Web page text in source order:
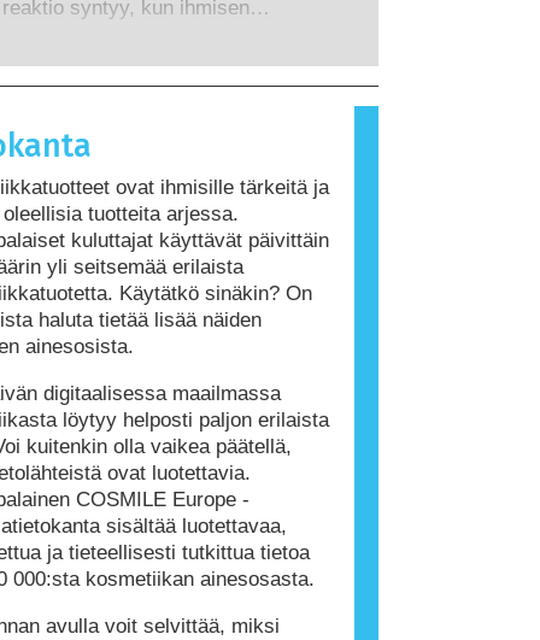
riskit, myös mahdollisesti
häiritsevät ominaisuudet.
syntyy, kun ihmisen
reagoi aineisiin, jotka ovat
ainetta kutsutaan
Kosmetiikka- ja henkilökohtaisen
tuotteet saattavat sisältää ainesosia,
tarkoita, ettei muiden olisi
käyttää tuotetta.
ovat ihmisille tärkeitä ja
tuotteita arjessa.
kuluttajat käyttävät päivittäin
yli seitsemää erilaista
Käytätkö sinäkin? On
haluta tietää lisää näiden
ainesosista.
digitaalisessa maailmassa
löytyy helposti paljon erilaista
kuitenkin olla vaikea päätellä,
ovat luotettavia.
COSMILE Europe -
sisältää luotettavaa,
ja tieteellisesti tutkittua tietoa
000:sta kosmetiikan ainesosasta.
avulla voit selvittää, miksi